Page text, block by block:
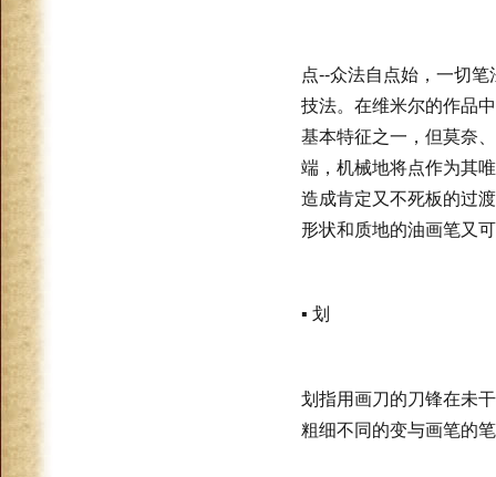
点--众法自点始，一切
技法。在维米尔的作品
基本特征之一，但莫奈
端，机械地将点作为其
造成肯定又不死板的过
形状和质地的油画笔又
▪ 划
划指用画刀的刀锋在未
粗细不同的变与画笔的